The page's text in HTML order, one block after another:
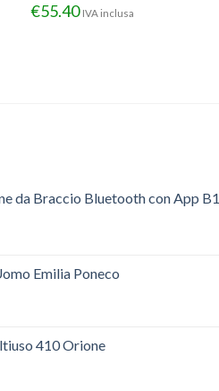
€55.40 IVA inclusa
da Braccio Bluetooth con App B1
Emilia Poneco
410 Orione